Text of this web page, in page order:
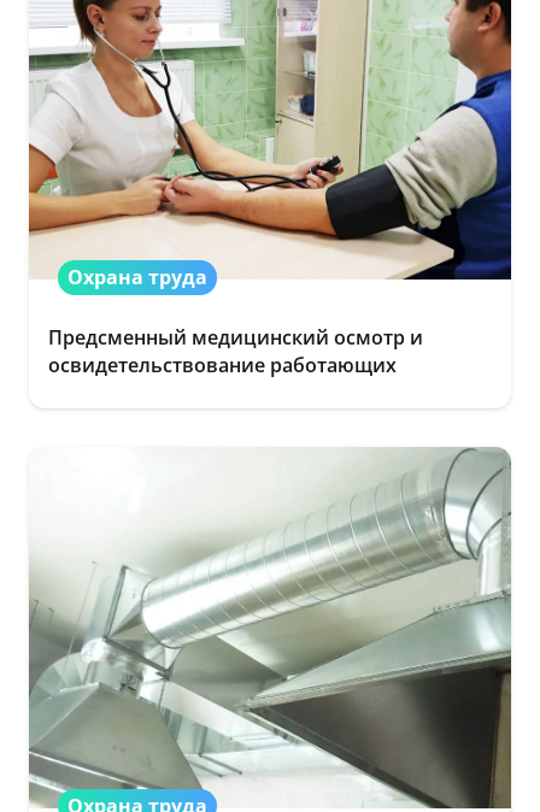
Охрана труда
Предсменный медицинский осмотр и
освидетельствование работающих
Охрана труда